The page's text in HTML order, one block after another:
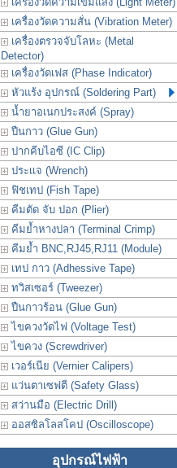
เครื่องวัดความสั่น (Vibration Meter)
เครื่องตรวจจับโลหะ (Metal
Detector)
เครื่องวัดเฟส (Phase Indicator)
หัวแร้ง อุปกรณ์ (Soldering Part)
น้ำยาอเนกประสงค์ (Spray)
ปืนกาว (Glue Gun)
ปากคีบไอซี (IC Clip)
ประเเจ (Wrench)
ฟิชเทป (Fish Tape)
คีมตัด จับ ปอก (Plier)
คีมย้ำหางปลา (Terminal Crimp)
คีมย้ำ BNC,RJ45,RJ11 (Module)
เทป กาว (Adhessive Tape)
ทวิสเซอร์ (Tweezer)
ปืนกาวร้อน (Glue Gun)
ไขควงวัดไฟ (Voltage Test)
ไขควง (Screwdriver)
เวอร์เนีย (Vernier Calipers)
แว่นตาเซฟตี (Safety Glass)
สว่านมือ (Electric Drill)
ออสซิลโลสโคป (Oscilloscope)
อุปกรณ์ไฟฟ้า